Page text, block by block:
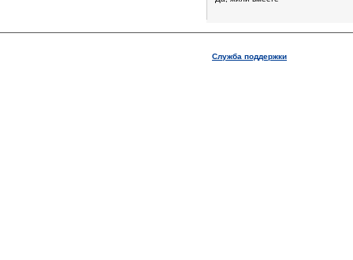
Служба поддержки